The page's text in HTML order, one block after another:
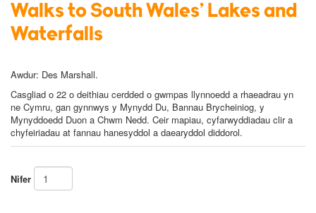
Walks to South Wales' Lakes and
Waterfalls
Awdur: Des Marshall.
Casgliad o 22 o deithiau cerdded o gwmpas llynnoedd a rhaeadrau yn
ne Cymru, gan gynnwys y Mynydd Du, Bannau Brycheiniog, y
Mynyddoedd Duon a Chwm Nedd. Ceir mapiau, cyfarwyddiadau clir a
chyfeiriadau at fannau hanesyddol a daearyddol diddorol.
Nifer